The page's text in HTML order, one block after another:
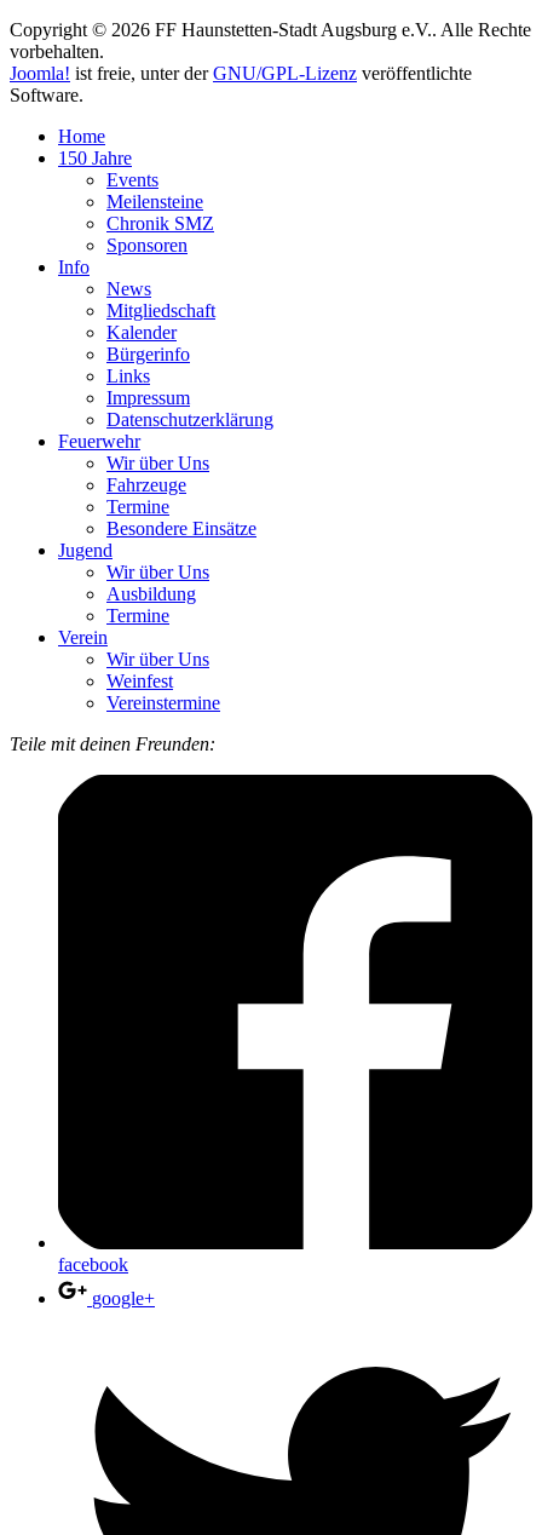
Copyright © 2026 FF Haunstetten-Stadt Augsburg e.V.. Alle Rechte
vorbehalten.
Joomla! ist freie, unter derGNU/GPL-Lizenz veröffentlichte
Software.
Home
150 Jahre
Events
Meilensteine
Chronik SMZ
Sponsoren
Info
News
Mitgliedschaft
Kalender
Bürgerinfo
Links
Impressum
Datenschutzerklärung
Feuerwehr
Wir über Uns
Fahrzeuge
Termine
Besondere Einsätze
Jugend
Wir über Uns
Ausbildung
Termine
Verein
Wir über Uns
Weinfest
Vereinstermine
Teile mit deinen Freunden:
facebook
google+